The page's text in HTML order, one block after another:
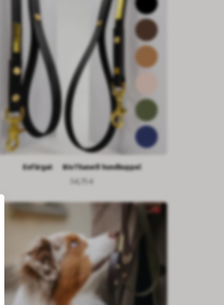
Enfärgat BioThane® hundkoppel
54,75 €